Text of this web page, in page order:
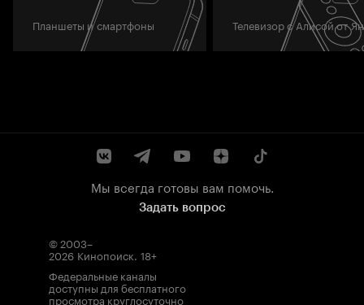
Планшеты и смартфоны Телевизор с Алисой от
Мы всегда готовы вам помочь.
Задать вопрос
© 2003–
2026 Кинопоиск. 18+
Федеральные каналы
доступны для бесплатного
просмотра круглосуточно